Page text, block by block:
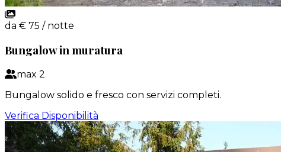
da € 75 / notte
Bungalow in muratura
max 2
Bungalow solido e fresco con servizi completi.
Verifica Disponibilità